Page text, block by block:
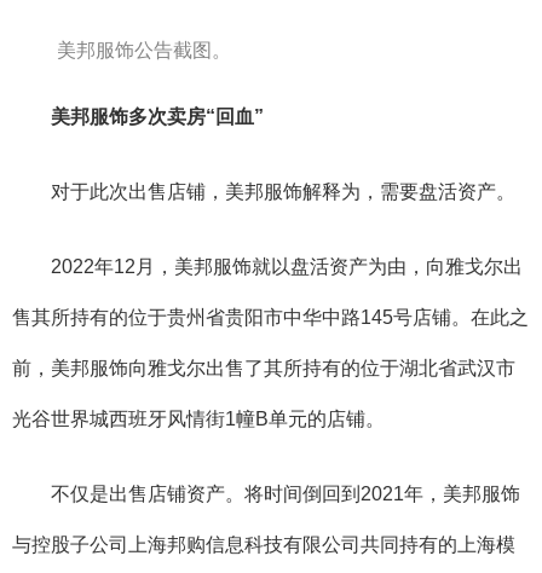
美邦服饰公告截图。
美邦服饰多次卖房“回血”
对于此次出售店铺，美邦服饰解释为，需要盘活资产。
2022年12月，美邦服饰就以盘活资产为由，向雅戈尔出
售其所持有的位于贵州省贵阳市中华中路145号店铺。在此之
前，美邦服饰向雅戈尔出售了其所持有的位于湖北省武汉市
光谷世界城西班牙风情街1幢B单元的店铺。
不仅是出售店铺资产。将时间倒回到2021年，美邦服饰
与控股子公司上海邦购信息科技有限公司共同持有的上海模